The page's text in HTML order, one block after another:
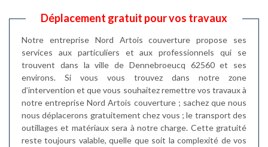
Déplacement gratuit pour vos travaux
Notre entreprise Nord Artois couverture propose ses
services aux particuliers et aux professionnels qui se
trouvent dans la ville de Dennebroeucq 62560 et ses
environs. Si vous vous trouvez dans notre zone
d’intervention et que vous souhaitez remettre vos travaux à
notre entreprise Nord Artois couverture ; sachez que nous
nous déplacerons gratuitement chez vous ; le transport des
outillages et matériaux sera à notre charge. Cette gratuité
reste toujours valable, quelle que soit la complexité de vos